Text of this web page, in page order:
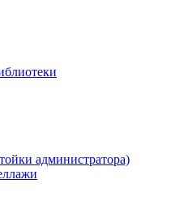
администратора)